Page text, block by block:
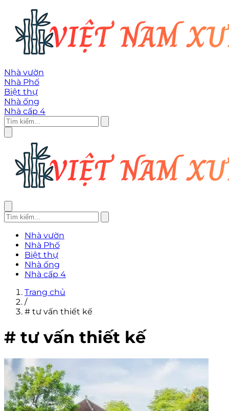
Nhà vườn
Nhà Phố
Biệt thự
Nhà ống
Nhà cấp 4
Nhà vườn
Nhà Phố
Biệt thự
Nhà ống
Nhà cấp 4
Trang chủ
/
# tư vấn thiết kế
# tư vấn thiết kế